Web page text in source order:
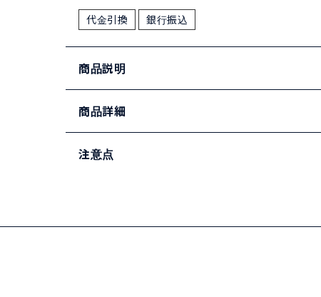
代金引換 銀行振込
商品説明
商品詳細
注意点